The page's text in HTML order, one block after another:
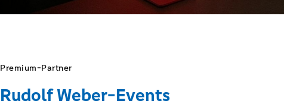
Premium-Partner
Rudolf Weber-Events